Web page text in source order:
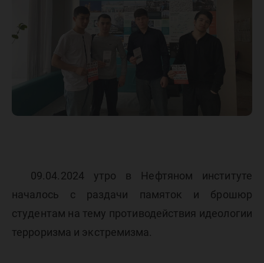
09.04.2024 утро в Нефтяном институте
началось с раздачи памяток и брошюр
студентам на тему противодействия идеологии
терроризма и экстремизма.